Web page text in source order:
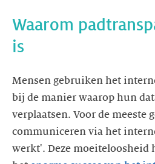
Waarom
is
Mensen gebruiken het
bij de manier waarop hun
verplaatsen. Voor de meeste
communiceren via het
werkt'. Deze moeiteloosheid